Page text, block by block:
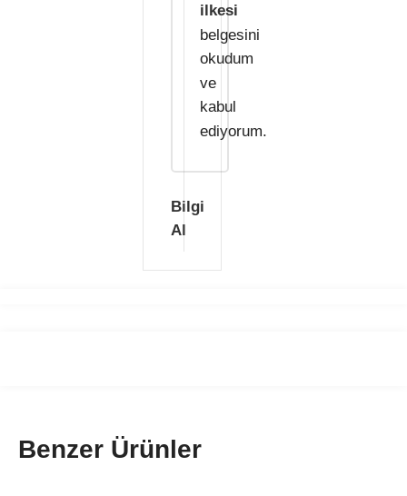
ilkesi
belgesini
okudum
ve
kabul
ediyorum.
Bilgi
Al
Benzer Ürünler